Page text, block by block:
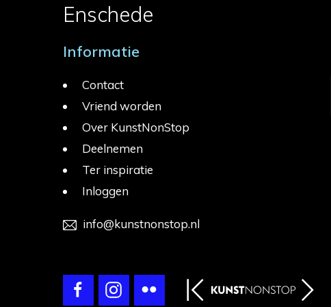
Enschede
Informatie
Contact
Vriend worden
Over KunstNonStop
Deelnemen
Ter inspiratie
Inloggen
info@kunstnonstop.nl